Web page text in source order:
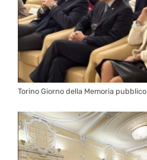
Torino Giorno della Memoria pubblico